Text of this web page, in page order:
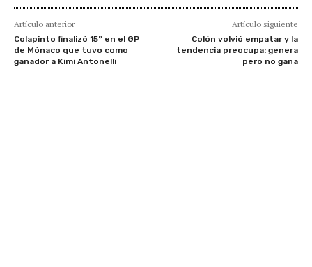
Artículo anterior
Colapinto finalizó 15° en el GP
de Mónaco que tuvo como
ganador a Kimi Antonelli
Artículo siguiente
Colón volvió empatar y la
tendencia preocupa: genera
pero no gana